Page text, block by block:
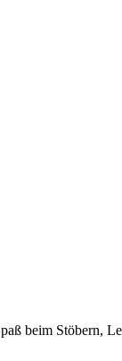
beim Stöbern,